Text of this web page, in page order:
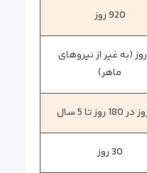
920 روز
90 روز (به غیر از نیروهای
ماهر)
30 روز